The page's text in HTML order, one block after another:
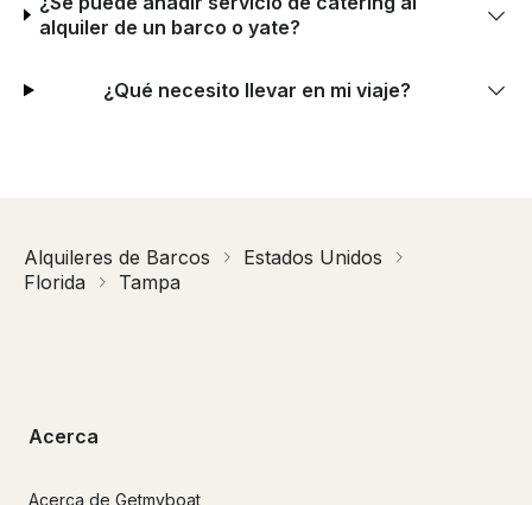
alquiler de un barco o yate?
¿Qué necesito llevar en mi viaje?
Alquileres de Barcos
Estados Unidos
Florida
Tampa
Acerca
Acerca de Getmyboat